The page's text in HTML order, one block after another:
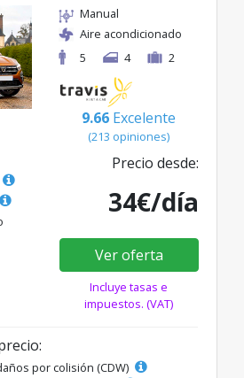
24€/día. Manual
Aire acondicionado
5
4 2
9.66 Excelente
(213 opiniones)
Precio desde:
34€/día
Ver oferta
Incluye tasas e
impuestos. (VAT)
por colisión (CDW)